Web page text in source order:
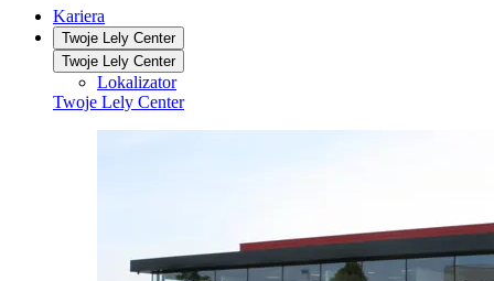
Kariera
Twoje Lely Center
Twoje Lely Center
Lokalizator
Twoje Lely Center